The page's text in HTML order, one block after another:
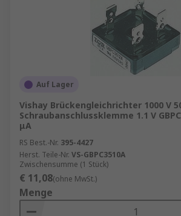
Auf Lager
Vishay Brückengleichrichter 1000 V
Schraubanschlussklemme 1.1 V
μA
RS Best.-Nr. 395-4427
Herst. Teile-Nr. VS-GBPC3510A
Zwischensumme (1 Stück)
€ 11,08(ohne MwSt.)
Menge